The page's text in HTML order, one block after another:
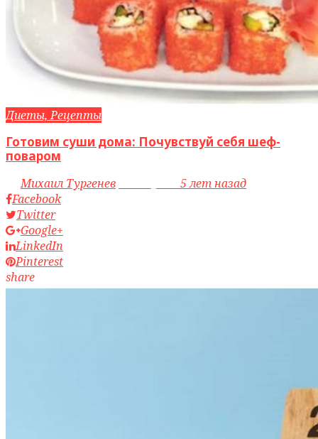
Диеты, Рецепты
Готовим суши дома: Почувствуй себя шеф-
поваром
byМихаил Тургенев
5 лет назад
Facebook
Twitter
Google+
LinkedIn
Pinterest
share